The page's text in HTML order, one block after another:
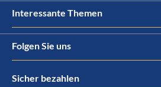
Interessante Themen
Folgen Sie uns
Sicher bezahlen